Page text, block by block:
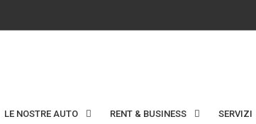
LE NOSTRE AUTO RENT & BUSINESS SERVIZI